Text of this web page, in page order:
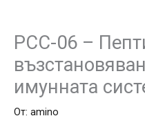
PCC-06 –
имунната
От: amino